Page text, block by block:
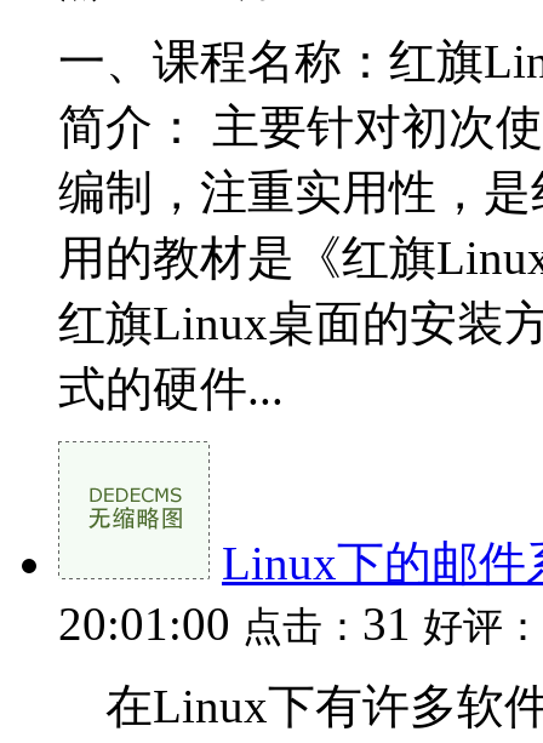
一、课程名称：红旗
简介： 主要针对初次
编制，注重实用性，
用的教材是《红旗
红旗Linux桌面的安装
式的硬件...
Linux下的邮件
20:01:00 点击： 31 好评：
在Linux下有许多软